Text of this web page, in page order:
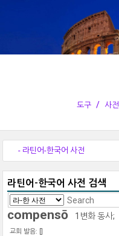
도구 사전
- 라틴어-한국어 사전
라틴어-한국어 사전 검색
compensō 1변화 동사;
교회 발음: []